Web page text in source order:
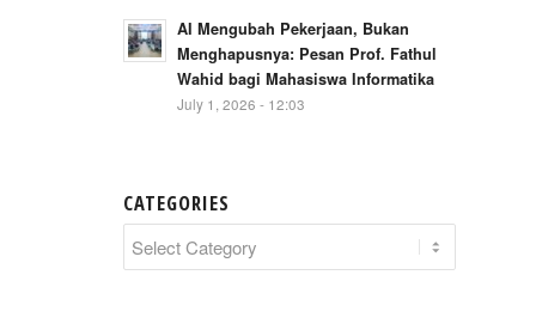
AI Mengubah Pekerjaan, Bukan
Menghapusnya: Pesan Prof. Fathul
Wahid bagi Mahasiswa Informatika
July 1, 2026 - 12:03
CATEGORIES
Categories